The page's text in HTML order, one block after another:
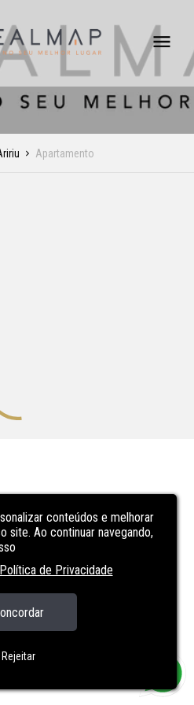
conteúdos e melhorar
site. Ao continuar navegando,
Política de Privacidade
Rejeitar
Apartamento